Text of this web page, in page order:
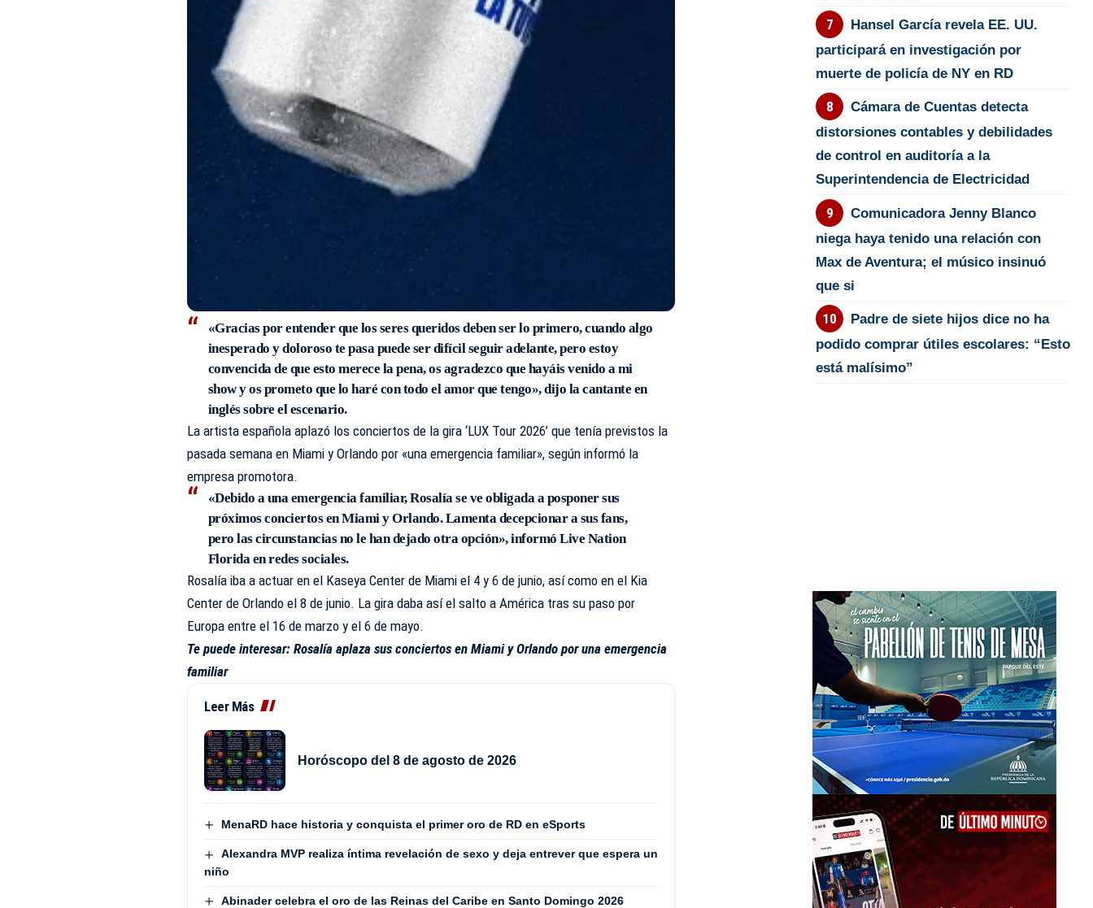
«Gracias por entender que los seres queridos deben ser lo primero, cuando algo
inesperado y doloroso te pasa puede ser difícil seguir adelante, pero estoy
convencida de que esto merece la pena, os agradezco que hayáis venido a mi
show y os prometo que lo haré con todo el amor que tengo», dijo la cantante en
inglés sobre el escenario.
La artista española aplazó los conciertos de la gira ‘LUX Tour 2026’ que tenía previstos la
pasada semana en Miami y Orlando por «una emergencia familiar», según informó la
empresa promotora.
«Debido a una emergencia familiar, Rosalía se ve obligada a posponer sus
próximos conciertos en Miami y Orlando. Lamenta decepcionar a sus fans,
pero las circunstancias no le han dejado otra opción», informó Live Nation
Florida en redes sociales.
Rosalía iba a actuar en el Kaseya Center de Miami el 4 y 6 de junio, así como en el Kia
Center de Orlando el 8 de junio. La gira daba así el salto a América tras su paso por
Europa entre el 16 de marzo y el 6 de mayo.
Te puede interesar:Rosalía aplaza sus conciertos en Miami y Orlando por una emergencia
familiar
Leer Más
Horóscopo del 8 de agosto de 2026
MenaRD hace historia y conquista el primer oro de RD en eSports
Alexandra MVP realiza íntima revelación de sexo y deja entrever que espera un
niño
Abinader celebra el oro de las Reinas del Caribe en Santo Domingo 2026
Hansel García revela EE. UU.
participará en investigación por
muerte de policía de NY en RD
Cámara de Cuentas detecta
distorsiones contables y debilidades
de control en auditoría a la
Superintendencia de Electricidad
Comunicadora Jenny Blanco
niega haya tenido una relación con
Max de Aventura; el músico insinuó
que si
Padre de siete hijos dice no ha
podido comprar útiles escolares: “Esto
está malísimo”